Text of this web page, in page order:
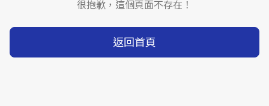
很抱歉，這個頁面不存在！
返回首頁